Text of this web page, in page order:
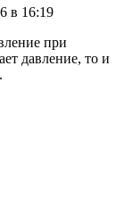
в 16:19
при
давление, то и